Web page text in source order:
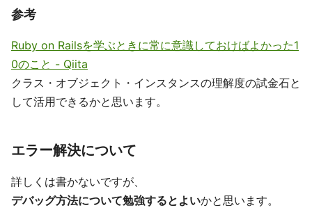
参考
Ruby on Railsを学ぶときに常に意識しておけばよかった1
0のこと - Qiita
クラス・オブジェクト・インスタンスの理解度の試金石と
して活用できるかと思います。
エラー解決について
詳しくは書かないですが、
デバッグ方法について勉強するとよいかと思います。